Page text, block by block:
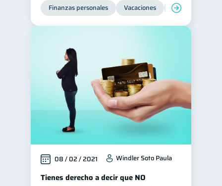
Finanzas personales Vacaciones Organización
08 / 02 / 2021 Windler Soto Paula
Tienes derecho a decir que NO